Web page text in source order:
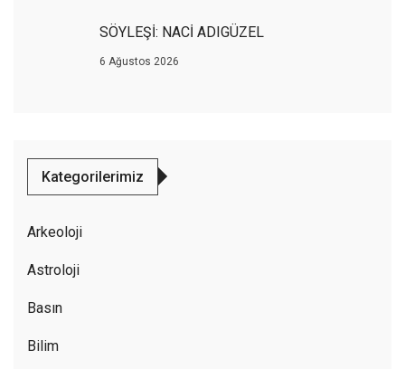
SÖYLEŞİ: NACİ ADIGÜZEL
6 Ağustos 2026
Kategorilerimiz
Arkeoloji
Astroloji
Basın
Bilim